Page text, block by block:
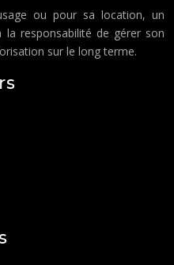
ou pour sa location, un
responsabilité de gérer son
sur le long terme.